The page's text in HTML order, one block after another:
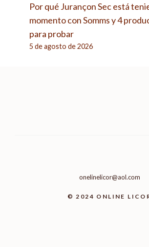
Por qué Jurançon Sec está
momento con Somms y 4
para probar
5 de agosto de 2026
© 2024 ONLINE
onelinelicor@aol.com